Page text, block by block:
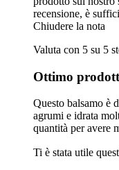
recensione, è
Chiudere la nota
Valuta con 5 su 5
Ottimo
Questo balsamo è
agrumi e idrata
quantità per avere
Ti è stata utile